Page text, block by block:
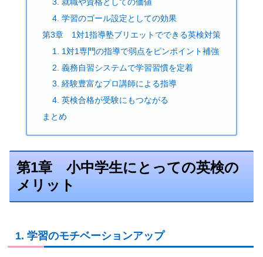
4. 学習のゴール設定としての効果
第3章 1対1指導塾ブリエットでできる英検対策
1. 1対1専門の指導で弱点をピンポイント補強
2. 義務自習システムで学習習慣を定着
3. 経験豊富なプロ講師による指導
4. 英検合格が受験にもつながる
まとめ
第1章 小中学生にとっての英検の
メリット
1. 学習のモチベーションアップ